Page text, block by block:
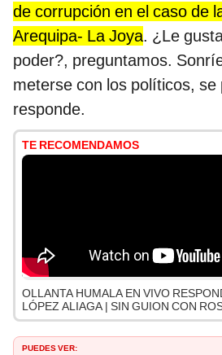
de corrupción en el caso de
Arequipa- La Joya. ¿Le
poder?, preguntamos.
meterse con los políticos, se
responde.
TE RECOMENDAMOS
OLLANTA HUMALA EN VIVO
LÓPEZ ALIAGA | SIN GUION CON
PUEDES VER: